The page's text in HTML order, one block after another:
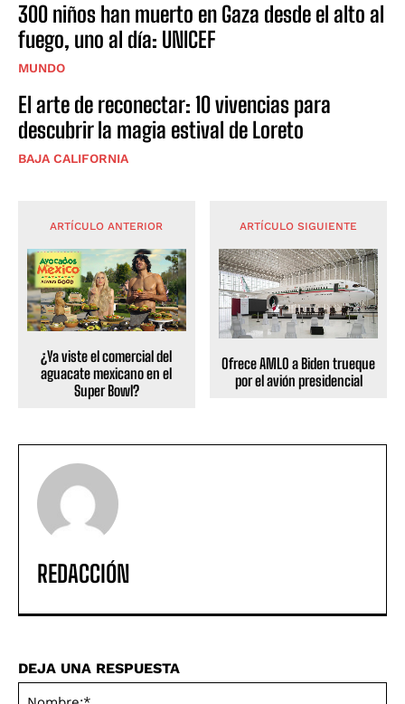
300 niños han muerto en Gaza desde el alto al
fuego, uno al día: UNICEF
MUNDO
El arte de reconectar: 10 vivencias para
descubrir la magia estival de Loreto
BAJA CALIFORNIA
ARTÍCULO ANTERIOR
¿Ya viste el comercial del
aguacate mexicano en el
Super Bowl?
ARTÍCULO SIGUIENTE
Ofrece AMLO a Biden trueque
por el avión presidencial
REDACCIÓN
DEJA UNA RESPUESTA